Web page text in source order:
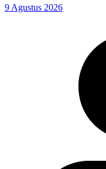
9 Agustus 2026